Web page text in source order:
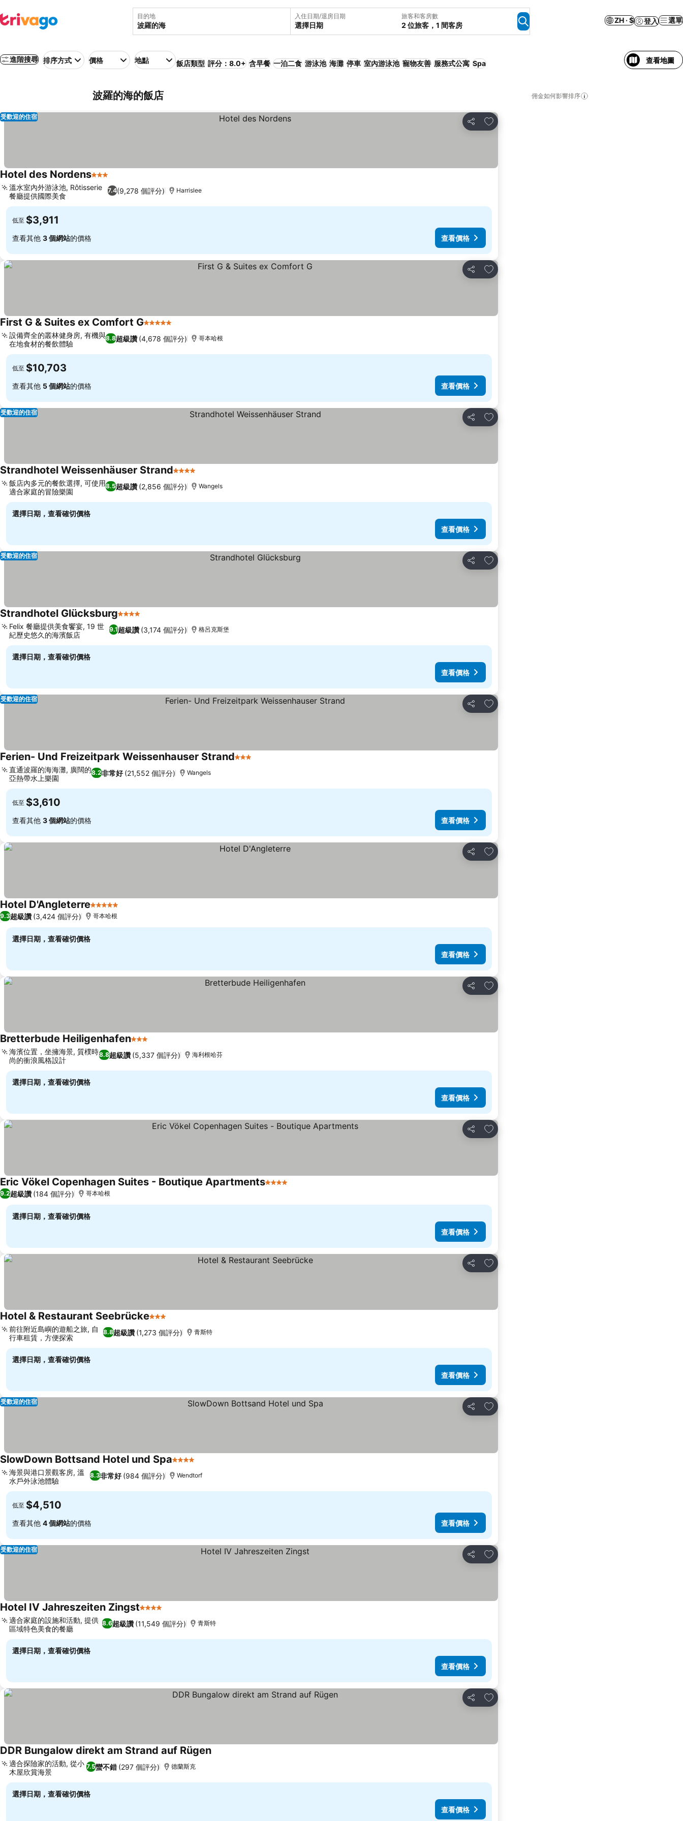
目的地 入住日期/退房日期
選擇日期
旅客和客房數
2 位旅客，1 間客房
ZH · $ 登入 選單
進階搜尋 排序方式 價格 地點 飯店類型 評分：8.0+ 含早餐 一泊二食 游泳池 海灘 停車 室內游泳池 寵物友善 服務式公寓 Spa 查看地圖
波羅的海的飯店 佣金如何影響排序
分享
加入我的最愛
受歡迎的住宿
Hotel des Nordens3 星級
7.4(9,278 個評分)
溫水室內外游泳池, Rôtisserie
餐廳提供國際美食
Harrislee
低至 $3,911
查看其他 3 個網站的價格 查看價格
分享
加入我的最愛
First G & Suites ex Comfort G5 星級
8.8超級讚 (4,678 個評分)
設備齊全的叢林健身房, 有機與
在地食材的餐飲體驗
哥本哈根
低至 $10,703
查看其他 5 個網站的價格 查看價格
分享
加入我的最愛
受歡迎的住宿
Strandhotel Weissenhäuser Strand4 星級
8.5超級讚 (2,856 個評分)
飯店內多元的餐飲選擇, 可使用
適合家庭的冒險樂園
Wangels
選擇日期，查看確切價格
查看價格
分享
加入我的最愛
受歡迎的住宿
Strandhotel Glücksburg4 星級
9.1超級讚 (3,174 個評分)
Felix 餐廳提供美食饗宴, 19 世
紀歷史悠久的海濱飯店
格呂克斯堡
選擇日期，查看確切價格
查看價格
分享
加入我的最愛
受歡迎的住宿
Ferien- Und Freizeitpark Weissenhauser Strand3 星級
8.2非常好 (21,552 個評分)
直通波羅的海海灘, 廣闊的
亞熱帶水上樂園
Wangels
低至 $3,610
查看其他 3 個網站的價格 查看價格
分享
加入我的最愛
Hotel D'Angleterre5 星級
9.3超級讚 (3,424 個評分) 哥本哈根
選擇日期，查看確切價格
查看價格
分享
加入我的最愛
Bretterbude Heiligenhafen3 星級
8.8超級讚 (5,337 個評分)
海濱位置，坐擁海景, 質樸時
尚的衝浪風格設計
海利根哈芬
選擇日期，查看確切價格
查看價格
分享
加入我的最愛
Eric Vökel Copenhagen Suites - Boutique Apartments4 星級
9.2超級讚 (184 個評分) 哥本哈根
選擇日期，查看確切價格
查看價格
分享
加入我的最愛
Hotel & Restaurant Seebrücke3 星級
8.8超級讚 (1,273 個評分)
前往附近島嶼的遊船之旅, 自
行車租賃，方便探索
青斯特
選擇日期，查看確切價格
查看價格
分享
加入我的最愛
受歡迎的住宿
SlowDown Bottsand Hotel und Spa4 星級
8.3非常好 (984 個評分)
海景與港口景觀客房, 溫
水戶外泳池體驗
Wendtorf
低至 $4,510
查看其他 4 個網站的價格 查看價格
分享
加入我的最愛
受歡迎的住宿
Hotel IV Jahreszeiten Zingst4 星級
8.6超級讚 (11,549 個評分)
適合家庭的設施和活動, 提供
區域特色美食的餐廳
青斯特
選擇日期，查看確切價格
查看價格
分享
加入我的最愛
DDR Bungalow direkt am Strand auf Rügen
7.5蠻不錯 (297 個評分)
適合探險家的活動, 從小
木屋欣賞海景
德蘭斯克
選擇日期，查看確切價格
查看價格